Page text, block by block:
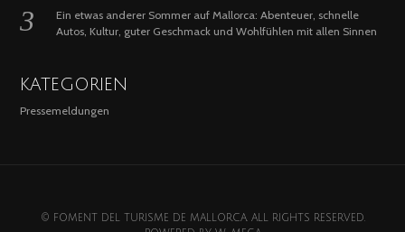
Ein etwas anderer Sommer auf Mallorca: Abenteuer, schnelle
Autos, Kultur, guter Geschmack und Wohlfühlen mit allen Sinnen
KATEGORIEN
Pressemeldungen
© FOMENT DEL TURISME DE MALLORCA. ALL RIGHTS RESERVED.